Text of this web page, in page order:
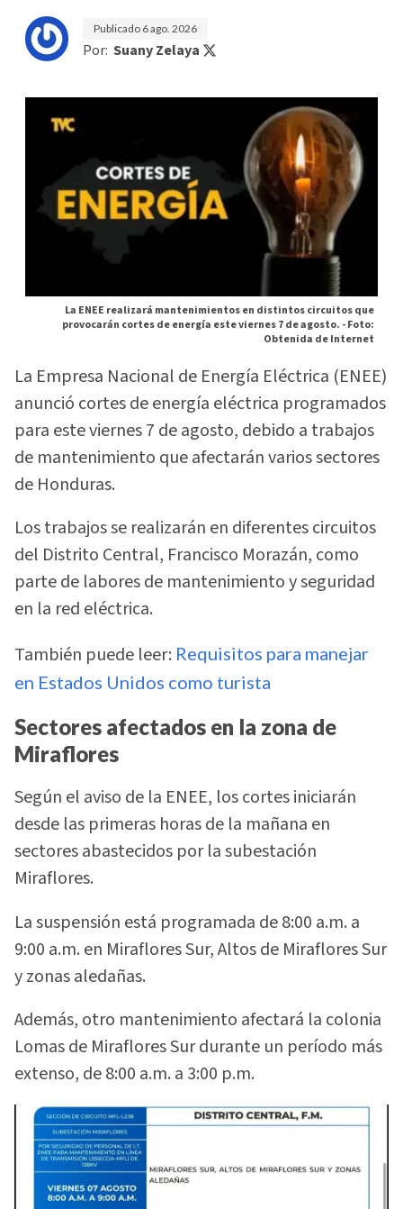
Publicado 6 ago. 2026
Por: Suany Zelaya
La ENEE realizará mantenimientos en distintos circuitos que
provocarán cortes de energía este viernes 7 de agosto. -Foto:
Obtenida de Internet
La Empresa Nacional de Energía Eléctrica (ENEE)
anunció cortes de energía eléctrica programados
para este viernes 7 de agosto, debido a trabajos
de mantenimiento que afectarán varios sectores
de Honduras.
Los trabajos se realizarán en diferentes circuitos
del Distrito Central, Francisco Morazán, como
parte de labores de mantenimiento y seguridad
en la red eléctrica.
También puede leer: Requisitos para manejar
en Estados Unidos como turista
Sectores afectados en la zona de
Miraflores
Según el aviso de la ENEE, los cortes iniciarán
desde las primeras horas de la mañana en
sectores abastecidos por la subestación
Miraflores.
La suspensión está programada de 8:00 a.m. a
9:00 a.m. en Miraflores Sur, Altos de Miraflores Sur
y zonas aledañas.
Además, otro mantenimiento afectará la colonia
Lomas de Miraflores Sur durante un período más
extenso, de 8:00 a.m. a 3:00 p.m.